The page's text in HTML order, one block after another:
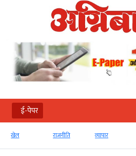
ई-पेपर
खेल राजनीति व्‍यापार